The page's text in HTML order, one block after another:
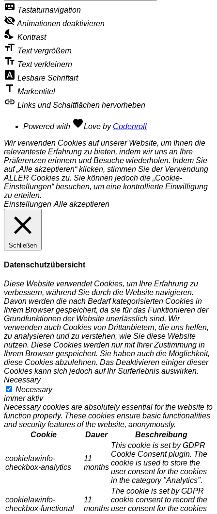
keyboard Tastaturnavigation
visibility_off Animationen deaktivieren
nights_stay Kontrast
format_size Text vergrößern
text_fields Text verkleinern
font_download Lesbare Schriftart
title Markentitel
link Links und Schaltflächen hervorheben
Powered with favoriteLove by Codenroll
Wir verwenden Cookies auf unserer Website, um Ihnen die
relevanteste Erfahrung zu bieten, indem wir uns an Ihre
Präferenzen erinnern und Besuche wiederholen. Indem Sie
auf „Alle akzeptieren“ klicken, stimmen Sie der Verwendung
ALLER Cookies zu. Sie können jedoch die „Cookie-
Einstellungen“ besuchen, um eine kontrollierte Einwilligung
zu erteilen.
Einstellungen Alle akzeptieren
Schließen
Datenschutzübersicht
Diese Website verwendet Cookies, um Ihre Erfahrung zu
verbessern, während Sie durch die Website navigieren.
Davon werden die nach Bedarf kategorisierten Cookies in
Ihrem Browser gespeichert, da sie für das Funktionieren der
Grundfunktionen der Website unerlässlich sind. Wir
verwenden auch Cookies von Drittanbietern, die uns helfen,
zu analysieren und zu verstehen, wie Sie diese Website
nutzen. Diese Cookies werden nur mit Ihrer Zustimmung in
Ihrem Browser gespeichert. Sie haben auch die Möglichkeit,
diese Cookies abzulehnen. Das Deaktivieren einiger dieser
Cookies kann sich jedoch auf Ihr Surferlebnis auswirken.
Necessary
Necessary
immer aktiv
Necessary cookies are absolutely essential for the website to
function properly. These cookies ensure basic functionalities
and security features of the website, anonymously.
Cookie
Dauer Beschreibung
cookielawinfo-
checkbox-analytics
11
months
This cookie is set by GDPR
Cookie Consent plugin. The
cookie is used to store the
user consent for the cookies
in the category "Analytics".
cookielawinfo-
checkbox-functional
11
months
The cookie is set by GDPR
cookie consent to record the
user consent for the cookies